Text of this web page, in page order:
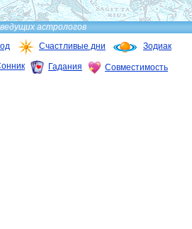
астрологов
Счастливые дни Зодиак
Гадания Совместимость